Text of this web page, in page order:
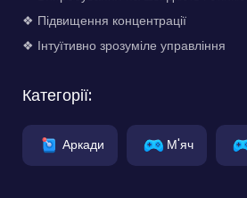
❖ Підвищення концентрації
❖ Інтуїтивно зрозуміле управління
Категорії:
Аркади М'яч